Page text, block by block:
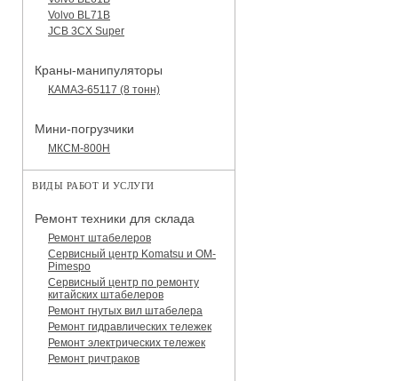
Volvo BL71B
JCB 3CX Super
Краны-манипуляторы
КАМАЗ-65117 (8 тонн)
Мини-погрузчики
МКСМ-800H
ВИДЫ РАБОТ И УСЛУГИ
Ремонт техники для склада
Ремонт штабелеров
Сервисный центр Komatsu и OM-
Pimespo
Сервисный центр по ремонту
китайских штабелеров
Ремонт гнутых вил штабелера
Ремонт гидравлических тележек
Ремонт электрических тележек
Ремонт ричтраков